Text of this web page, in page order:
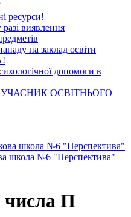
ресурси!
виявлення
на заклад освіти
допомоги в
ОСВІТНЬОГО
школа №6 "Перспектива"
числа П